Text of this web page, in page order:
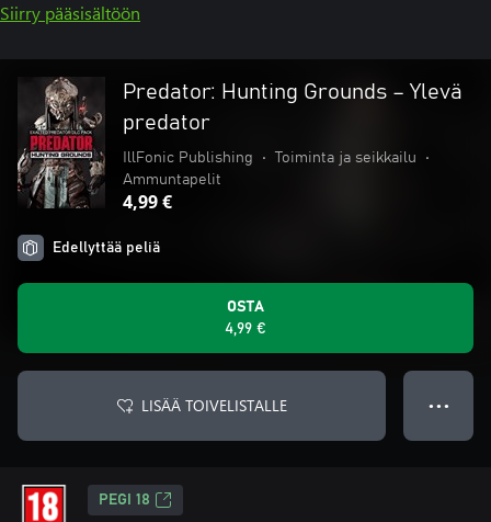
Siirry pääsisältöön
Predator: Hunting Grounds – Ylevä
predator
IllFonic Publishing • Toiminta ja seikkailu
•
Ammuntapelit
4,99 €
Edellyttää peliä
OSTA
4,99 €
LISÄÄ TOIVELISTALLE ● ● ●
PEGI 18